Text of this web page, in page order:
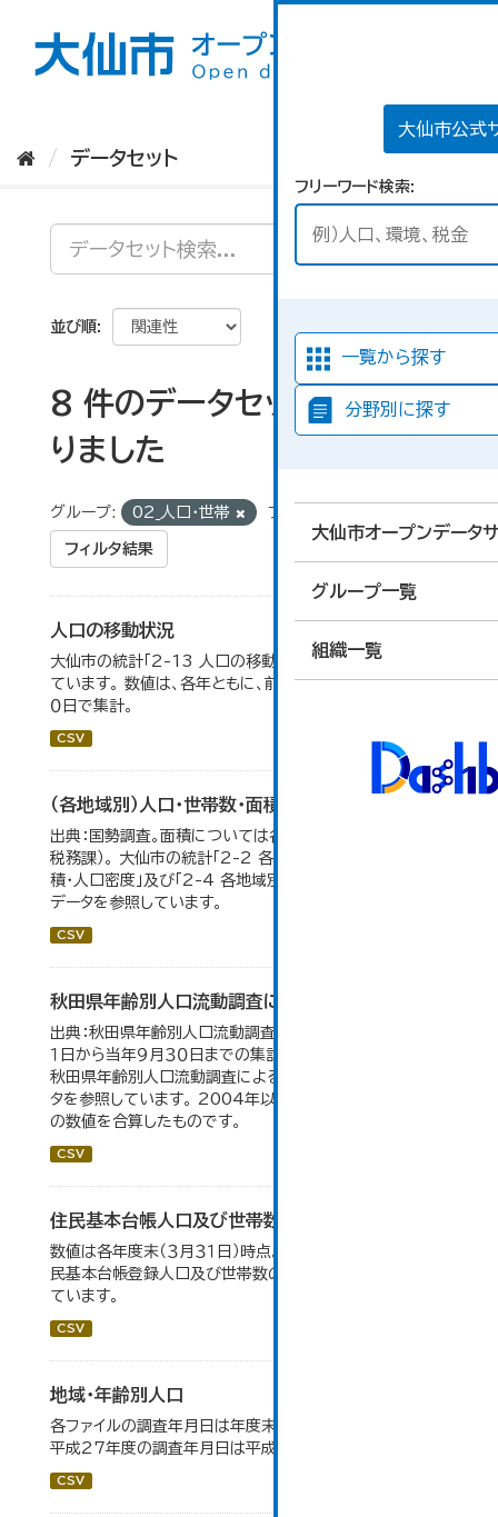
大仙市公式
フリーワード検索
一覧から探す
分野別に探す
大仙市オープンデータ
グループ一覧
組織一覧
データセット
並び順
8 件のデータセットが見つか
りました
グループ: 02_人口・世帯 フォーマット:
フィルタ結果
人口の移動状況
大仙市の統計「2-13 人口の移動状況」のデータを参照し
ています。 数値は、各年ともに、前年１０月１日～当年９月３
０日で集計。
CSV
（各地域別）人口・世帯数・面積・人口密度
出典：国勢調査。面積については各年１月１日時点（大仙市
税務課）。 大仙市の統計「2-2 各地域別人口・人口増減・面
積・人口密度」及び「2-4 各地域別人口・世帯数の推移」の
データを参照しています。
CSV
秋田県年齢別人口流動調査による人口動態の推移
出典：秋田県年齢別人口流動調査。 各年ともに、前年１０月
１日から当年９月３０日までの集計。 大仙市の統計「2-10
秋田県年齢別人口流動調査による人口動態の推移」のデー
タを参照しています。 2004年以前の数値は合併前市町村
の数値を合算したものです。
CSV
住民基本台帳人口及び世帯数の推移
数値は各年度末（３月３１日）時点。大仙市の統計「2-9 住
民基本台帳登録人口及び世帯数の推移」のデータを参照し
ています。
CSV
地域・年齢別人口
各ファイルの調査年月日は年度末（3月31日）です。 （例）
平成27年度の調査年月日は平成28年3月31日です。
CSV